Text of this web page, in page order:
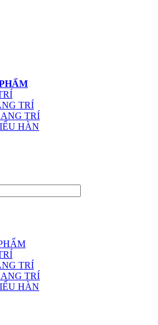
TRÍ
TRÍ
HÀN
TRÍ
TRÍ
HÀN